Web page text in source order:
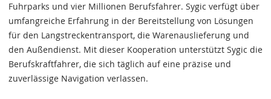
Fuhrparks und vier Millionen Berufsfahrer. Sygic verfügt über
umfangreiche Erfahrung in der Bereitstellung von Lösungen
für den Langstreckentransport, die Warenauslieferung und
den Außendienst. Mit dieser Kooperation unterstützt Sygic die
Berufskraftfahrer, die sich täglich auf eine präzise und
zuverlässige Navigation verlassen.